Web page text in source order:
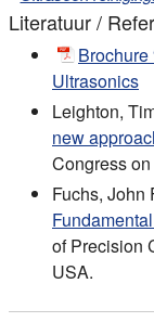
Literatuur /
Ultrasonics
Leighton,
new
Congress
Fuchs, John
of Precision
USA.